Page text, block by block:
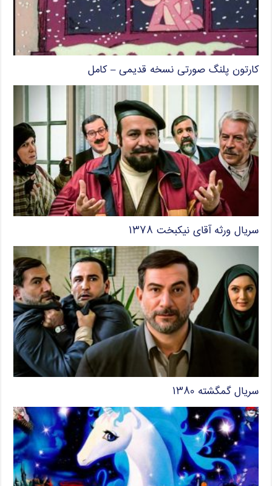
کارتون پلنگ صورتی نسخه قدیمی – کامل
سریال ورثه آقای نیکبخت ۱۳۷۸
سریال گمگشته ۱۳۸۰